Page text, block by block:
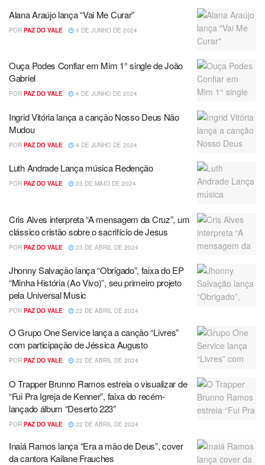
Alana Araújo lança “Vai Me Curar”
POR PAZ DO VALE 4 DE JUNHO DE 2024
Ouça Podes Confiar em Mim 1° single de João
Gabriel
POR PAZ DO VALE 4 DE JUNHO DE 2024
Ingrid Vitória lança a canção Nosso Deus Não
Mudou
POR PAZ DO VALE 4 DE JUNHO DE 2024
Luth Andrade Lança música Redenção
POR PAZ DO VALE 23 DE MAIO DE 2024
Cris Alves interpreta “A mensagem da Cruz”, um
clássico cristão sobre o sacrifício de Jesus
POR PAZ DO VALE 23 DE ABRIL DE 2024
Jhonny Salvação lança “Obrigado”, faixa do EP
“Minha História (Ao Vivo)”, seu primeiro projeto
pela Universal Music
POR PAZ DO VALE 22 DE ABRIL DE 2024
O Grupo One Service lança a canção “Livres”
com participação de Jéssica Augusto
POR PAZ DO VALE 22 DE ABRIL DE 2024
O Trapper Brunno Ramos estreia o visualizar de
“Fui Pra Igreja de Kenner”, faixa do recém-
lançado álbum “Deserto 223”
POR PAZ DO VALE 22 DE ABRIL DE 2024
Inaiá Ramos lança “Era a mão de Deus”, cover
da cantora Kailane Frauches